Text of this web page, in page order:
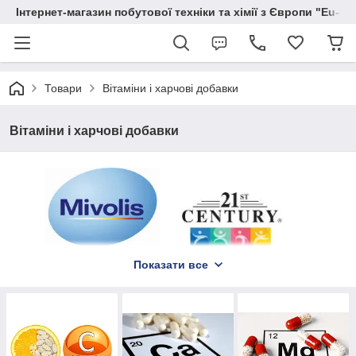
Інтернет-магазин побутової техніки та хімії з Європи "Eu-
Товари Вітаміни і харчові добавки
Вітаміни і харчові добавки
Показати все